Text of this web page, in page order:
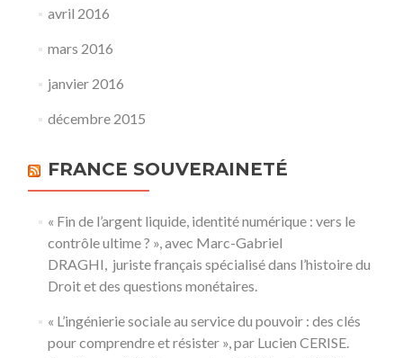
avril 2016
mars 2016
janvier 2016
décembre 2015
FRANCE SOUVERAINETÉ
« Fin de l’argent liquide, identité numérique : vers le
contrôle ultime ? », avec Marc-Gabriel
DRAGHI, juriste français spécialisé dans l’histoire du
Droit et des questions monétaires.
« L’ingénierie sociale au service du pouvoir : des clés
pour comprendre et résister », par Lucien CERISE.